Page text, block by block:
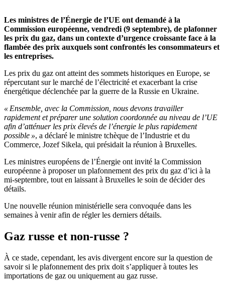
Les ministres de l’Énergie de l’UE ont demandé à la
Commission européenne, vendredi (9 septembre), de plafonner
les prix du gaz, dans un contexte d’urgence croissante face à la
flambée des prix auxquels sont confrontés les consommateurs et
les entreprises.
Les prix du gaz ont atteint des sommets historiques en Europe, se
répercutant sur le marché de l’électricité et exacerbant la crise
énergétique déclenchée par la guerre de la Russie en Ukraine.
« Ensemble, avec la Commission, nous devons travailler
rapidement et préparer une solution coordonnée au niveau de l’UE
afin d’atténuer les prix élevés de l’énergie le plus rapidement
possible », a déclaré le ministre tchèque de l’Industrie et du
Commerce, Jozef Sikela, qui présidait la réunion à Bruxelles.
Les ministres européens de l’Énergie ont invité la Commission
européenne à proposer un plafonnement des prix du gaz d’ici à la
mi-septembre, tout en laissant à Bruxelles le soin de décider des
détails.
Une nouvelle réunion ministérielle sera convoquée dans les
semaines à venir afin de régler les derniers détails.
Gaz russe et non-russe ?
À ce stade, cependant, les avis divergent encore sur la question de
savoir si le plafonnement des prix doit s’appliquer à toutes les
importations de gaz ou uniquement au gaz russe.